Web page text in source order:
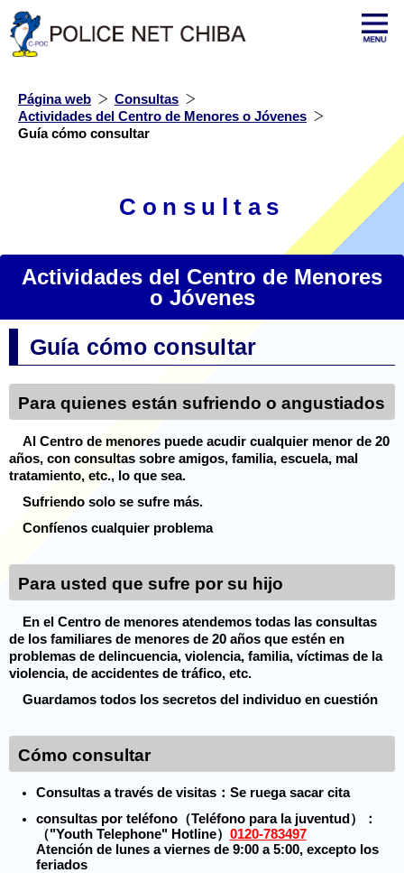
Página web
Consultas
Actividades del Centro de Menores o Jóvenes
Guía cómo consultar
Consultas
Actividades del Centro de Menores
o Jóvenes
Guía cómo consultar
Para quienes están sufriendo o angustiados
Al Centro de menores puede acudir cualquier menor de 20
años, con consultas sobre amigos, familia, escuela, mal
tratamiento, etc., lo que sea.
Sufriendo solo se sufre más.
Confíenos cualquier problema
Para usted que sufre por su hijo
En el Centro de menores atendemos todas las consultas
de los familiares de menores de 20 años que estén en
problemas de delincuencia, violencia, familia, víctimas de la
violencia, de accidentes de tráfico, etc.
Guardamos todos los secretos del individuo en cuestión
Cómo consultar
Consultas a través de visitas：Se ruega sacar cita
consultas por teléfono（Teléfono para la juventud）：
（"Youth Telephone" Hotline） 0120-783497
Atención de lunes a viernes de 9:00 a 5:00, excepto los
feriados